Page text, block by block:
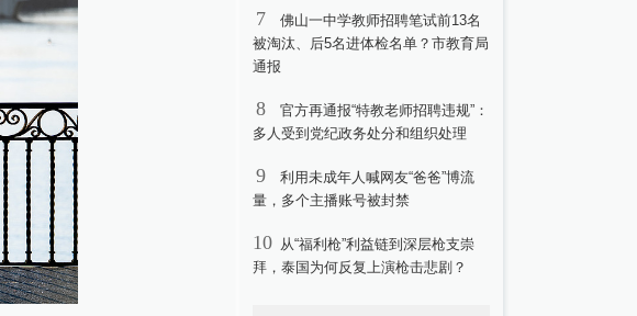
7
佛山一中学教师招聘笔试前13名
被淘汰、后5名进体检名单？市教育局
通报
8
官方再通报“特教老师招聘违规”：
多人受到党纪政务处分和组织处理
9
利用未成年人喊网友“爸爸”博流
量，多个主播账号被封禁
10 从“福利枪”利益链到深层枪支崇
拜，泰国为何反复上演枪击悲剧？